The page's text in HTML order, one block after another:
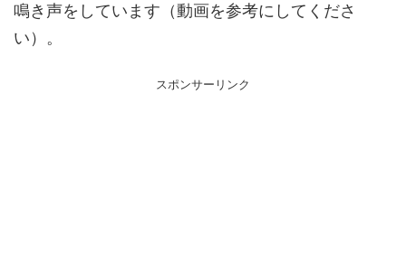
鳴き声をしています（動画を参考にしてくださ
い）。
スポンサーリンク